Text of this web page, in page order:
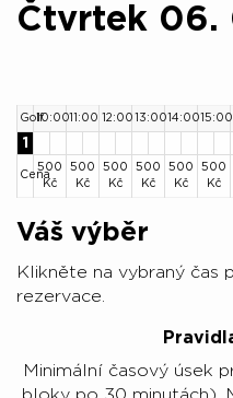
Čtvrtek 06.
Golf10:0011:00 12:00 13:0014:0015:00
1
Cena
500
Kč
500
Kč
500
Kč
500
Kč
500
Kč
500
Kč
Váš výběr
Klikněte na vybraný čas
rezervace.
Minimální časový úsek